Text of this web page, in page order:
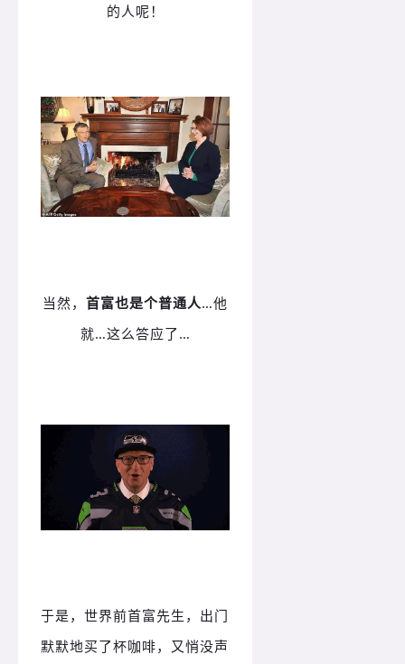
的人呢！
当然， 首富也是个普通人…他
就…这么答应了…
于是，世界前首富先生，出门
默默地买了杯咖啡，又悄没声